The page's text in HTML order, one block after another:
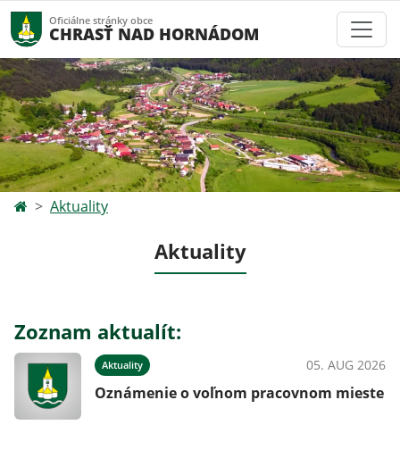
Oficiálne stránky obce
CHRASŤ NAD HORNÁDOM
Aktuality
Aktuality
Zoznam aktualít:
Aktuality 05. AUG 2026
Oznámenie o voľnom pracovnom mieste